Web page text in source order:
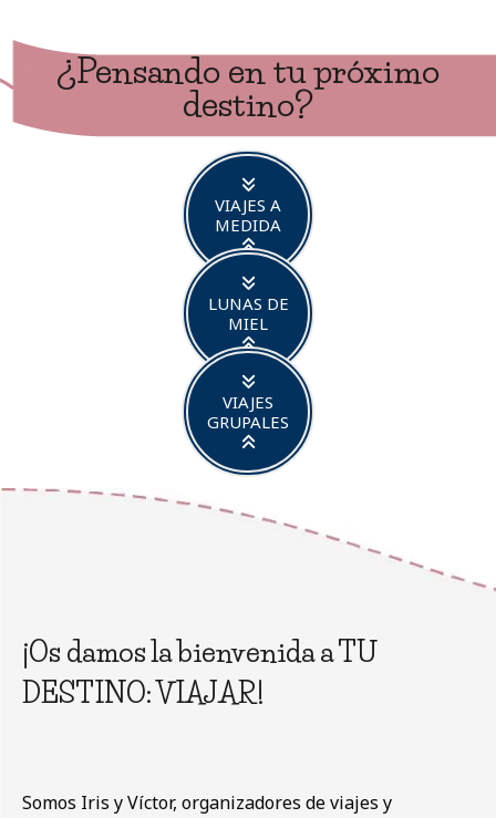
¿Pensando en tu próximo
destino?
VIAJES A
MEDIDA
LUNAS DE
MIEL
VIAJES
GRUPALES
¡Os damos la bienvenida a TU
DESTINO: VIAJAR!
Somos Iris y Víctor, organizadores de viajes y